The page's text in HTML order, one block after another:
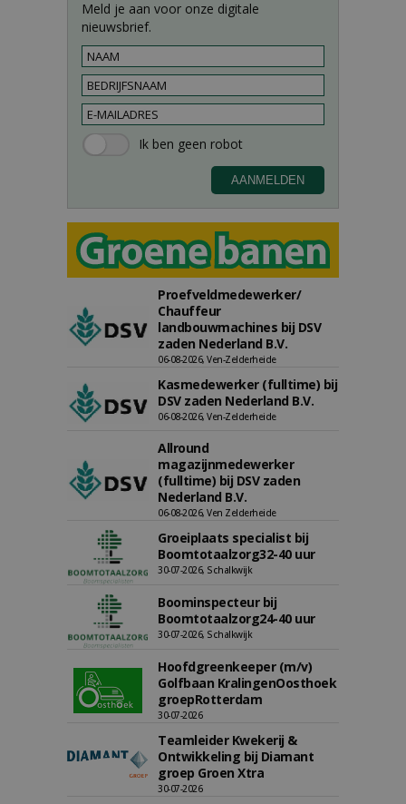
Meld je aan voor onze digitale
nieuwsbrief.
Proefveldmedewerker/
Chauffeur
landbouwmachines bij DSV
zaden Nederland B.V.
06-08-2026, Ven-Zelderheide
Kasmedewerker (fulltime) bij
DSV zaden Nederland B.V.
06-08-2026, Ven-Zelderheide
Allround
magazijnmedewerker
(fulltime) bij DSV zaden
Nederland B.V.
06-08-2026, Ven Zelderheide
Groeiplaats specialist bij
Boomtotaalzorg32-40 uur
30-07-2026, Schalkwijk
Boominspecteur bij
Boomtotaalzorg24-40 uur
30-07-2026, Schalkwijk
Hoofdgreenkeeper (m/v)
Golfbaan KralingenOosthoek
groepRotterdam
30-07-2026
Teamleider Kwekerij &
Ontwikkeling bij Diamant
groep Groen Xtra
30-07-2026